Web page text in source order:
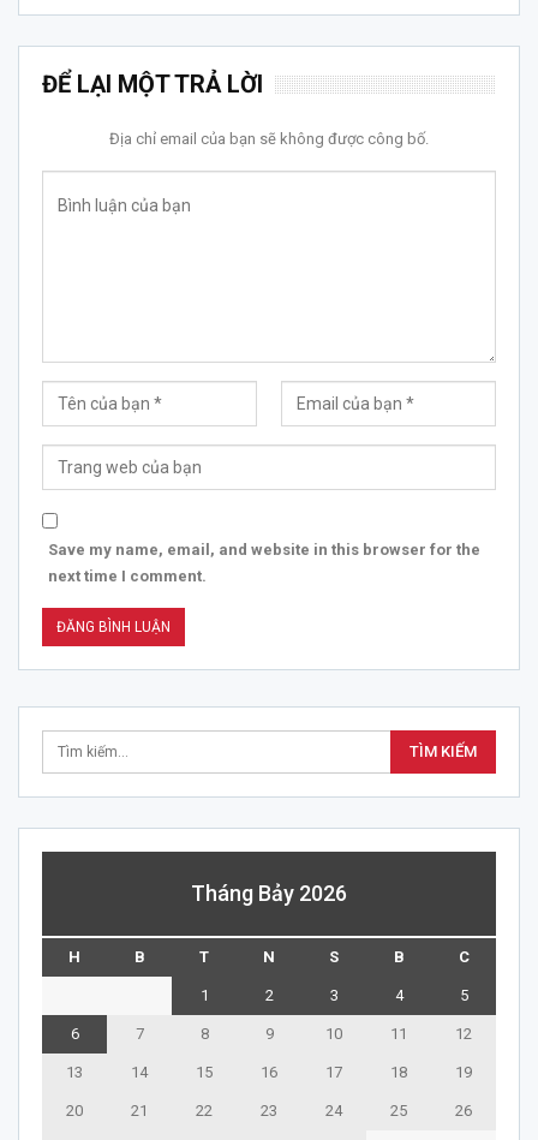
ĐỂ LẠI MỘT TRẢ LỜI
Địa chỉ email của bạn sẽ không được công bố.
Save my name, email, and website in this browser for the
next time I comment.
Tháng Bảy 2026
H B T N S B C
1 2 3 4 5
6 7 8 9 10 11 12
13 14 15 16 17 18 19
20 21 22 23 24 25 26